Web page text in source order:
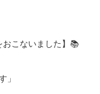
おこないました】📚
」